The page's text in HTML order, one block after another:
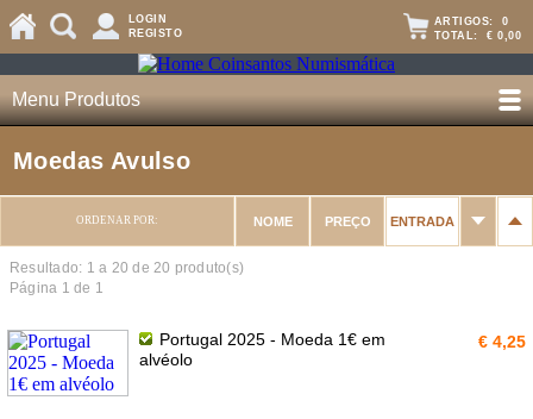
LOGIN
REGISTO
ARTIGOS: 0
TOTAL: € 0,00
Menu Produtos
Moedas Avulso
ORDENAR POR: NOME PREÇO ENTRADA
Resultado: 1 a 20 de 20 produto(s)
Página 1 de 1
Portugal 2025 - Moeda 1€ em
alvéolo
€ 4,25